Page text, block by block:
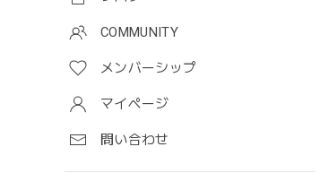
COMMUNITY
メンバーシップ
マイページ
問い合わせ